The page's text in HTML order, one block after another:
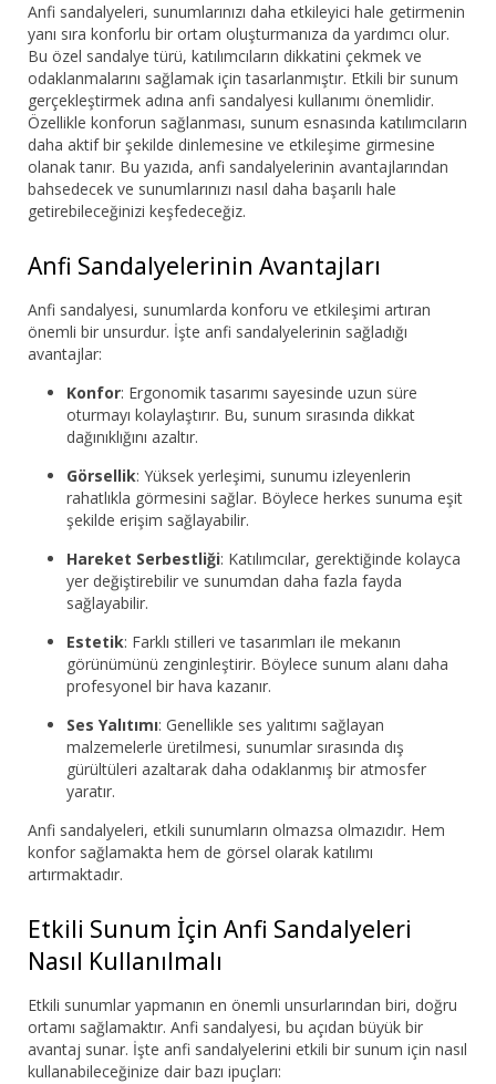
Restaurant Sandalyesi
Plastik Sandalye
Dış Mekan Sandalyeler
Masalar
Anfi sandalyeleri, sunumlarınızı daha etkileyici hale getirmenin
yanı sıra konforlu bir ortam oluşturmanıza da yardımcı olur.
Bu özel sandalye türü, katılımcıların dikkatini çekmek ve
odaklanmalarını sağlamak için tasarlanmıştır. Etkili bir sunum
gerçekleştirmek adına anfi sandalyesi kullanımı önemlidir.
Özellikle konforun sağlanması, sunum esnasında katılımcıların
daha aktif bir şekilde dinlemesine ve etkileşime girmesine
olanak tanır. Bu yazıda, anfi sandalyelerinin avantajlarından
bahsedecek ve sunumlarınızı nasıl daha başarılı hale
getirebileceğinizi keşfedeceğiz.
Anfi Sandalyelerinin Avantajları
Anfi sandalyesi, sunumlarda konforu ve etkileşimi artıran
önemli bir unsurdur. İşte anfi sandalyelerinin sağladığı
avantajlar:
Konfor: Ergonomik tasarımı sayesinde uzun süre
oturmayı kolaylaştırır. Bu, sunum sırasında dikkat
dağınıklığını azaltır.
Görsellik: Yüksek yerleşimi, sunumu izleyenlerin
rahatlıkla görmesini sağlar. Böylece herkes sunuma eşit
şekilde erişim sağlayabilir.
Hareket Serbestliği: Katılımcılar, gerektiğinde kolayca
yer değiştirebilir ve sunumdan daha fazla fayda
sağlayabilir.
Estetik: Farklı stilleri ve tasarımları ile mekanın
görünümünü zenginleştirir. Böylece sunum alanı daha
profesyonel bir hava kazanır.
Ses Yalıtımı: Genellikle ses yalıtımı sağlayan
malzemelerle üretilmesi, sunumlar sırasında dış
gürültüleri azaltarak daha odaklanmış bir atmosfer
yaratır.
Anfi sandalyeleri, etkili sunumların olmazsa olmazıdır. Hem
konfor sağlamakta hem de görsel olarak katılımı
artırmaktadır.
Etkili Sunum İçin Anfi Sandalyeleri
Nasıl Kullanılmalı
Etkili sunumlar yapmanın en önemli unsurlarından biri, doğru
ortamı sağlamaktır. Anfi sandalyesi, bu açıdan büyük bir
avantaj sunar. İşte anfi sandalyelerini etkili bir sunum için nasıl
kullanabileceğinize dair bazı ipuçları: